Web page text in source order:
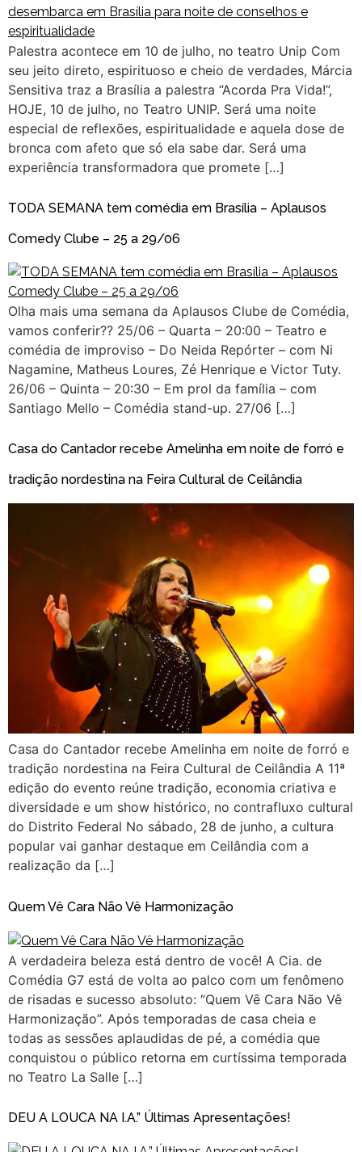
Palestra acontece em 10 de julho, no teatro Unip Com
seu jeito direto, espirituoso e cheio de verdades, Márcia
Sensitiva traz a Brasília a palestra “Acorda Pra Vida!”,
HOJE, 10 de julho, no Teatro UNIP. Será uma noite
especial de reflexões, espiritualidade e aquela dose de
bronca com afeto que só ela sabe dar. Será uma
experiência transformadora que promete […]
TODA SEMANA tem comédia em Brasília – Aplausos
Comedy Clube – 25 a 29/06
Olha mais uma semana da Aplausos Clube de Comédia,
vamos conferir?? 25/06 – Quarta – 20:00 – Teatro e
comédia de improviso – Do Neida Repórter – com Ni
Nagamine, Matheus Loures, Zé Henrique e Victor Tuty.
26/06 – Quinta – 20:30 – Em prol da família – com
Santiago Mello – Comédia stand-up. 27/06 […]
Casa do Cantador recebe Amelinha em noite de forró e
tradição nordestina na Feira Cultural de Ceilândia
Casa do Cantador recebe Amelinha em noite de forró e
tradição nordestina na Feira Cultural de Ceilândia A 11ª
edição do evento reúne tradição, economia criativa e
diversidade e um show histórico, no contrafluxo cultural
do Distrito Federal No sábado, 28 de junho, a cultura
popular vai ganhar destaque em Ceilândia com a
realização da […]
Quem Vê Cara Não Vê Harmonização
A verdadeira beleza está dentro de você! A Cia. de
Comédia G7 está de volta ao palco com um fenômeno
de risadas e sucesso absoluto: “Quem Vê Cara Não Vê
Harmonização”. Após temporadas de casa cheia e
todas as sessões aplaudidas de pé, a comédia que
conquistou o público retorna em curtíssima temporada
no Teatro La Salle […]
DEU A LOUCA NA I.A.” Últimas Apresentações!